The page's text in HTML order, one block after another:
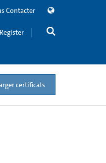
Contacter
certificats